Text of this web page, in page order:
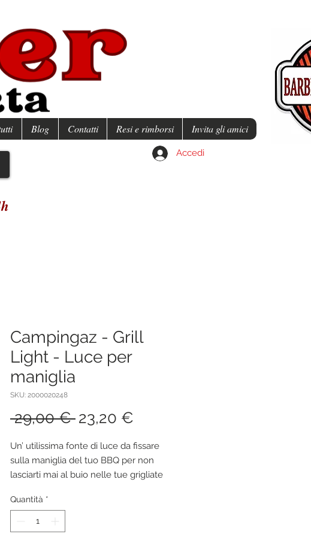
Blog Contatti Resi e rimborsi Invita gli amici
Accedi
Campingaz - Grill
Light - Luce per
maniglia
SKU: 2000020248
29,00 € Prezzo
23,20 €
Un’ utilissima fonte di luce da fissare
sulla maniglia del tuo BBQ per non
lasciarti mai al buio nelle tue grigliate
Quantità *